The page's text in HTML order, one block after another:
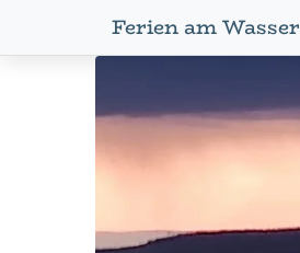
Ferien am Wasser